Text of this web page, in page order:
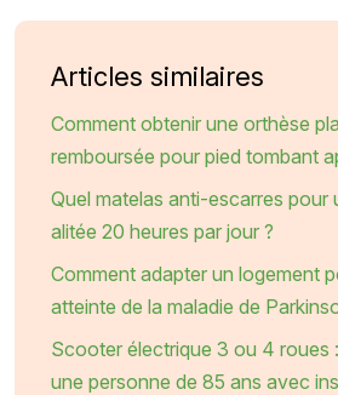
Articles similaires
Comment obtenir une orthèse
remboursée pour pied tombant
Quel matelas anti-escarres pour
alitée 20 heures par jour ?
Comment adapter un logement
atteinte de la maladie de
Scooter électrique 3 ou 4 roues
une personne de 85 ans avec